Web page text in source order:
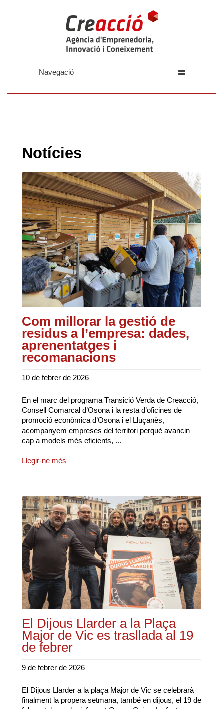
Navegació
Notícies
Com millorar la gestió de
residus a l’empresa: dades,
aprenentatges i
recomanacions
10 de febrer de 2026
En el marc del programa Transició Verda de Creacció,
Consell Comarcal d’Osona i la resta d’oficines de
promoció econòmica d’Osona i el Lluçanès,
acompanyem empreses del territori perquè avancin
cap a models més eficients, ...
Llegir-ne més
El Dijous Llarder a la Plaça
Major de Vic es trasllada al 19
de febrer
9 de febrer de 2026
El Dijous Llarder a la plaça Major de Vic se celebrarà
finalment la propera setmana, també en dijous, el 19 de